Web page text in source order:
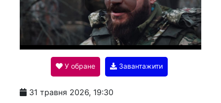
P
l
a
У обране Завантажити
31 травня 2026, 19:30